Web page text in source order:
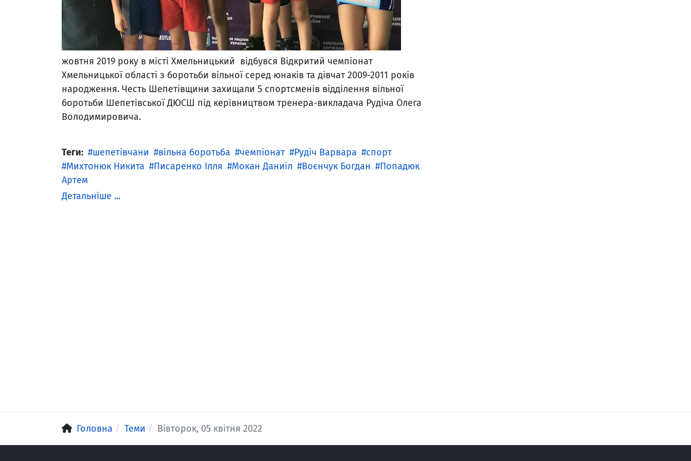
жовтня 2019 року в місті Хмельницький відбувся Відкритий чемпіонат
Хмельницької області з боротьби вільної серед юнаків та дівчат 2009-2011 років
народження. Честь Шепетівщини захищали 5 спортсменів відділення вільної
боротьби Шепетівської ДЮСШ під керівництвом тренера-викладача Рудіча Олега
Володимировича.
Теги: шепетівчани вільна боротьба чемпіонат Рудіч Варвара
спорт
Михтонюк Никита
Писаренко Ілля Мокан Даниіл Воєнчук Богдан
Попадюк
Артем
Детальніше ...
Головна Теми Вівторок, 05 квітня 2022